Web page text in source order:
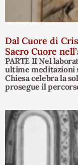
Dal Cuore di
Sacro Cuore
PARTE II Nel
ultime meditazioni
Chiesa celebra la
prosegue il